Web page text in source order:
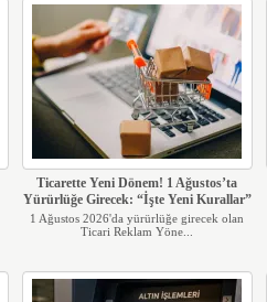
Ticarette Yeni Dönem! 1 Ağustos’ta
Yürürlüğe Girecek: “İşte Yeni Kurallar”
1 Ağustos 2026'da yürürlüğe girecek olan
Ticari Reklam Yöne...